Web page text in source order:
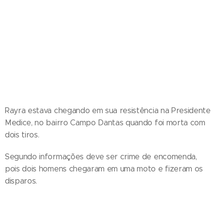
Rayra estava chegando em sua resistência na Presidente
Medice, no bairro Campo Dantas quando foi morta com
dois tiros.
Segundo informações deve ser crime de encomenda,
pois dois homens chegaram em uma moto e fizeram os
disparos.